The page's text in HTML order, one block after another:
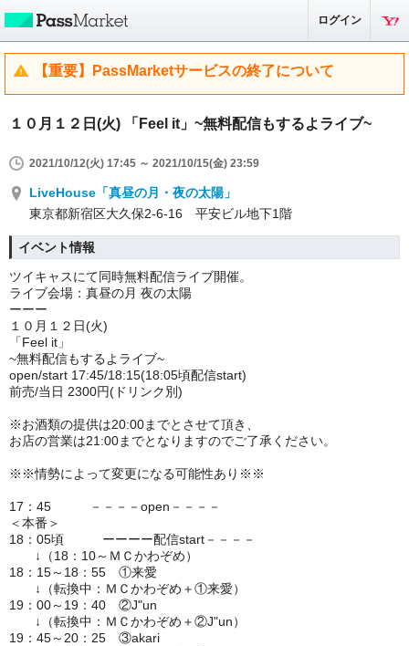
ログイン
【重要】PassMarketサービスの終了について
１０月１２日(火) 「Feel it」~無料配信もするよライブ~
2021/10/12(火) 17:45 ～ 2021/10/15(金) 23:59
LiveHouse「真昼の月・夜の太陽」
東京都新宿区大久保2-6-16 平安ビル地下1階
イベント情報
ツイキャスにて同時無料配信ライブ開催。
ライブ会場：真昼の月 夜の太陽
ーーー
１０月１２日(火)
「Feel it」
~無料配信もするよライブ~
open/start 17:45/18:15(18:05頃配信start)
前売/当日 2300円(ドリンク別)
※お酒類の提供は20:00までとさせて頂き、
お店の営業は21:00までとなりますのでご了承ください。
※※情勢によって変更になる可能性あり※※
17：45 －－－－open－－－－
＜本番＞
18：05頃 ーーーー配信start－－－－
↓（18：10～ＭＣかわぞめ）
18：15～18：55 ①来愛
↓（転換中：ＭＣかわぞめ＋①来愛）
19：00～19：40 ②J"un
↓（転換中：ＭＣかわぞめ＋②J"un）
19：45～20：25 ③akari